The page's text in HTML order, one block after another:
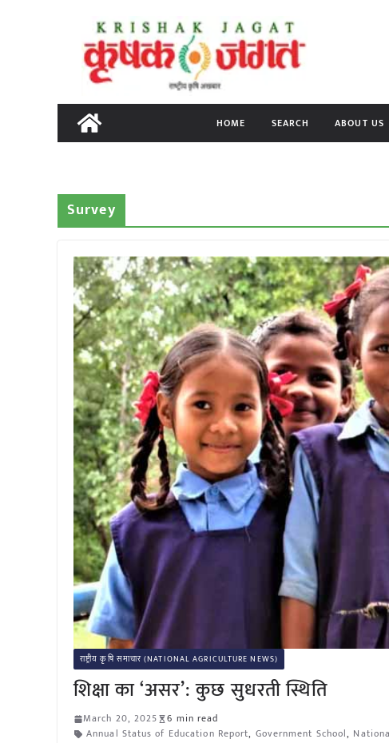
content
HOME SEARCH ABOUT US
Survey
राष्ट्रीय कृषि समाचार (NATIONAL AGRICULTURE NEWS)
शिक्षा का ‘असर’: कुछ सुधरती स्थिति
March 20, 2025
6 min read
Annual Status of Education Report, Government School,